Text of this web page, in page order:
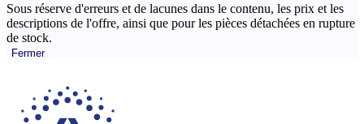
Sous réserve d'erreurs et de lacunes dans le contenu, les prix et les
descriptions de l'offre, ainsi que pour les pièces détachées en rupture
de stock.
Fermer